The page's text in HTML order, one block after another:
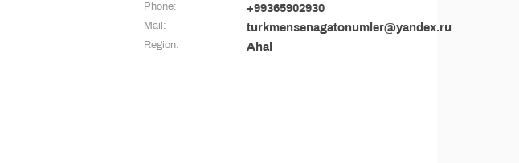
Phone: +99365902930
Mail: turkmensenagatonumler@yandex.ru
Region: Ahal